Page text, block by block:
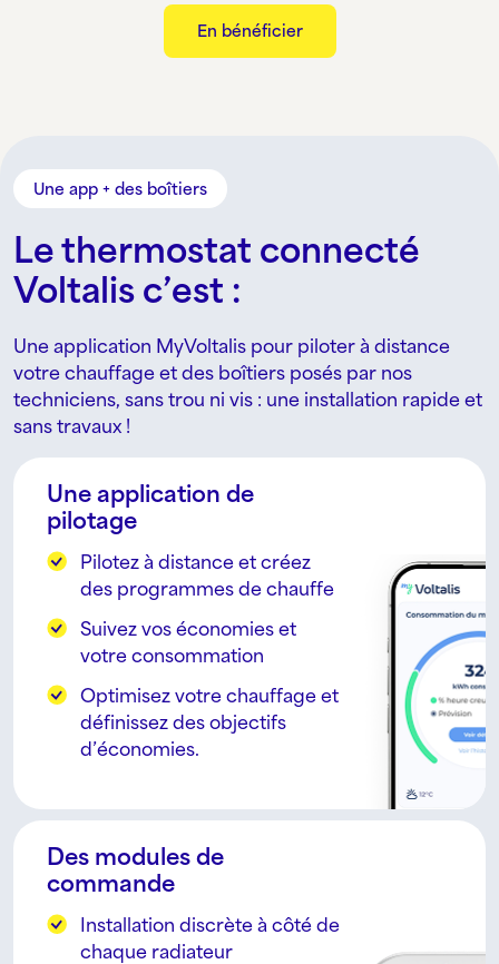
En bénéficier
Une app + des boîtiers
Le thermostat connecté
Voltalis c’est :
Une application MyVoltalis pour piloter à distance
votre chauffage et des boîtiers posés par nos
techniciens, sans trou ni vis : une installation rapide et
sans travaux !
Une application de
pilotage
Pilotez à distance et créez
des programmes de chauffe
Suivez vos économies et
votre consommation
Optimisez votre chauffage et
définissez des objectifs
d’économies.
Des modules de
commande
Installation discrète à côté de
chaque radiateur